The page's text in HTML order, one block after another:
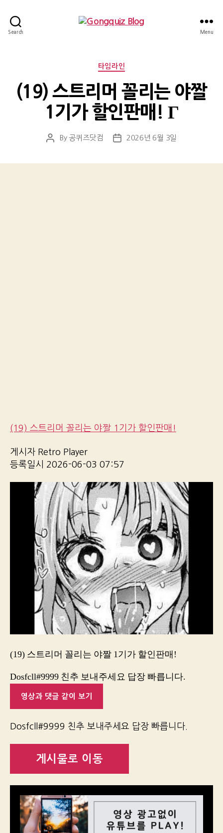
Search Menu
Categories
타임라인
(19) 스트리머 꼴리는 야짤
1기가 할인판매! Г
PostBy 공퀴즈닷컴
Post2026년 6월 3일
(19) 스트리머 꼴리는 야짤 1기가 할인판매!
게시자 Retro Player
등록일시 2026-06-03 07:57
(19) 스트리머 꼴리는 야짤 1기가 할인판매!
Dosfcll#9999 친추 보내주세요 답장 빠릅니다.
영상과 댓글 같이 보기
Dosfcll#9999 친추 보내주세요 답장 빠릅니다.
게시물로 이동